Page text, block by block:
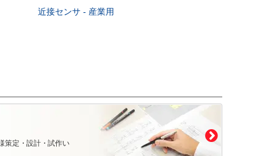
近接センサ - 産業用
策定・設計・試作い